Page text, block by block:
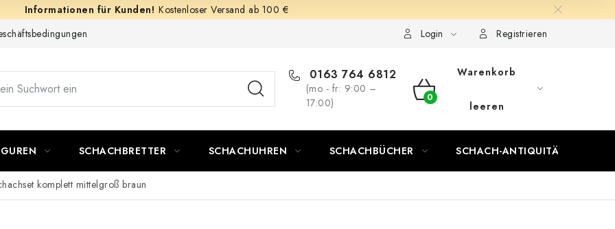
Kostenloser Versand ab 100 €
Login Registrieren
0163 764 6812
(mo - fr: 9:00 –
17:00)
WARENKORB
Warenkorb
leeren
SCHACHBRETTER SCHACHUHREN SCHACHBÜCHER SCHACH-ANTIQUITÄTENLADEN
komplett mittelgroß braun